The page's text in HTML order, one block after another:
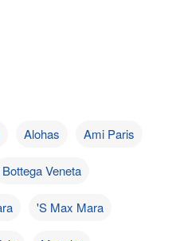
Alohas Ami Paris
Bottega Veneta
'S Max Mara